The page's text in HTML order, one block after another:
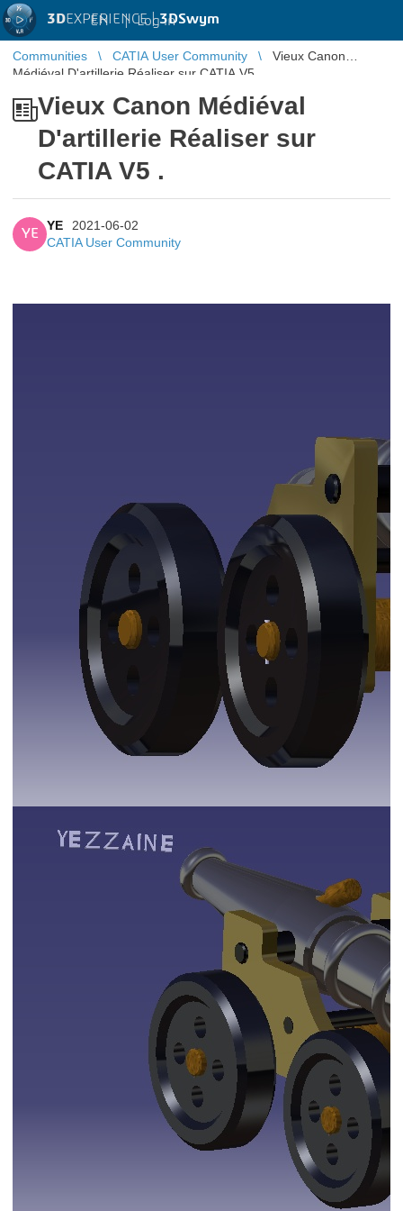
3DEXPERIENCE |3DSwym
EN | Log in
Communities CATIA User Community
Vieux Canon
Médiéval D'artillerie Réaliser sur CATIA V5 .
Vieux Canon Médiéval
D'artillerie Réaliser sur
CATIA V5 .
YE
YE
2021-06-02
CATIA User Community